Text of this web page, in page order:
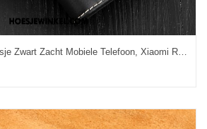
Xiaomi Redmi 6a Hoesje Zwart Zacht Mobiele Telefoon, Xiaomi Redmi 6a Hoesje Anti-fall Bescherming